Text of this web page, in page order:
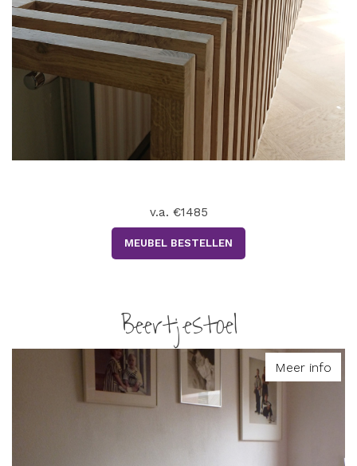
v.a. €1485
MEUBEL BESTELLEN
Beertjestoel
Meer info